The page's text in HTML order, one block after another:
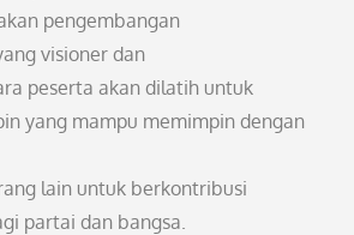
pengembangan
visioner dan
peserta akan dilatih untuk
yang mampu memimpin dengan
lain untuk berkontribusi
partai dan bangsa.